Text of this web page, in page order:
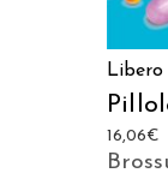
Libero
16,06€